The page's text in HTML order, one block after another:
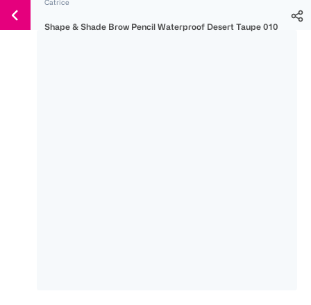
150 Ös
300 Ös
500 Ös
Weiter
zum
Catrice
Shape & Shade Brow Pencil Waterproof Desert Taupe 010